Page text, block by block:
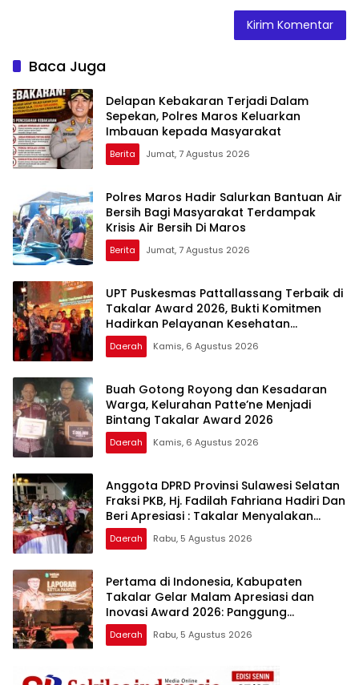
Baca Juga
Delapan Kebakaran Terjadi Dalam
Sepekan, Polres Maros Keluarkan
Imbauan kepada Masyarakat
Berita Jumat, 7 Agustus 2026
Polres Maros Hadir Salurkan Bantuan Air
Bersih Bagi Masyarakat Terdampak
Krisis Air Bersih Di Maros
Berita Jumat, 7 Agustus 2026
UPT Puskesmas Pattallassang Terbaik di
Takalar Award 2026, Bukti Komitmen
Hadirkan Pelayanan Kesehatan
Berkualitas
Daerah Kamis, 6 Agustus 2026
Buah Gotong Royong dan Kesadaran
Warga, Kelurahan Patte’ne Menjadi
Bintang Takalar Award 2026
Daerah Kamis, 6 Agustus 2026
Anggota DPRD Provinsi Sulawesi Selatan
Fraksi PKB, Hj. Fadilah Fahriana Hadiri Dan
Beri Apresiasi : Takalar Menyalakan
Lentera Pengabdian Melalui Malam
Apresiasi dan Inovasi Award 2026
Daerah Rabu, 5 Agustus 2026
Pertama di Indonesia, Kabupaten
Takalar Gelar Malam Apresiasi dan
Inovasi Award 2026: Panggung
Penghargaan bagi Pelayan Publik
Berprestasi
Daerah Rabu, 5 Agustus 2026